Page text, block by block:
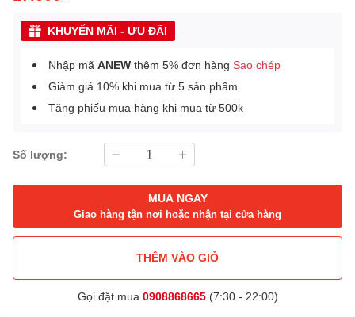
KHUYẾN MÃI - ƯU ĐÃI
Nhập mã ANEW thêm 5% đơn hàng Sao chép
Giảm giá 10% khi mua từ 5 sản phẩm
Tặng phiếu mua hàng khi mua từ 500k
Số lượng:
MUA NGAY
Giao hàng tận nơi hoặc nhận tại cửa hàng
THÊM VÀO GIỎ
Gọi đặt mua 0908868665(7:30 - 22:00)